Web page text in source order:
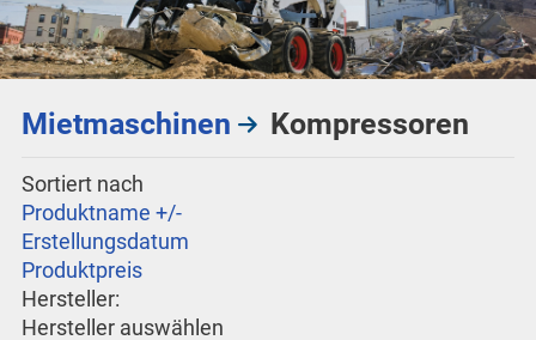
Mietmaschinen Kompressoren
Sortiert nach
Produktname +/-
Erstellungsdatum
Produktpreis
Hersteller:
Hersteller auswählen